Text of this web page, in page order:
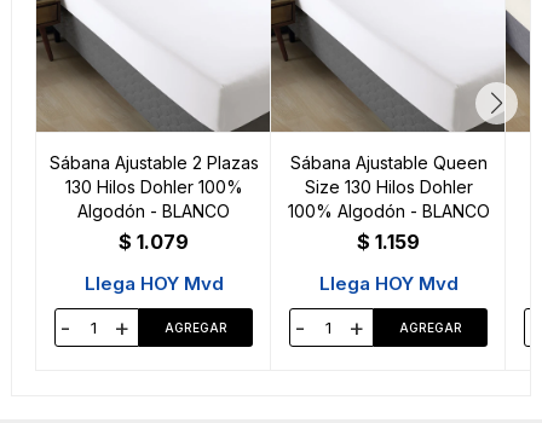
Sábana Ajustable 2 Plazas
130 Hilos Dohler 100%
Algodón - BLANCO
$ 1.079
Llega HOY Mvd
- +
Sábana Ajustable Queen
Size 130 Hilos Dohler
100% Algodón - BLANCO
$ 1.159
Llega HOY Mvd
- +